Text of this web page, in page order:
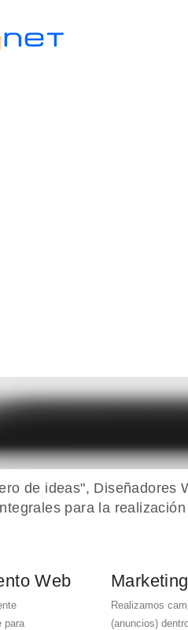
de ideas", Diseñadores
para la
Web
para
Realizamos
(anuncios)